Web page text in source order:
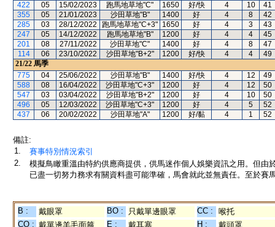
422
05 15/02/2023 跑馬地草地"C" 1650 好/快 4 10
41
355
05 21/01/2023 沙田草地"B" 1400 好 4 8
42
285
03 28/12/2022 跑馬地草地"C+3" 1650 好 4 3
43
247
05 14/12/2022 跑馬地草地"B" 1200 好 4 4
45
201
08 27/11/2022 沙田草地"C" 1400 好 4 8
47
114
06 23/10/2022 沙田草地"B+2" 1200 好/快 4 4
49
21/22 馬季
775
04 25/06/2022 沙田草地"B" 1400 好/快 4 12
49
588
08 16/04/2022 沙田草地"C+3" 1200 好 4 12
50
547
03 03/04/2022 沙田草地"B+2" 1200 好 4 10
50
496
05 12/03/2022 沙田草地"C+3" 1200 好 4 5
52
437
06 20/02/2022 沙田草地"A" 1200 好/黏 4 1 52
備註:
1.
賽事特別情況索引
2.
模擬鳥瞰重溫由特約供應商提供，供馬迷作個人娛樂資訊之用。但
已盡一切努力務求有關資料盡可能準確，馬會就此並無責任。至於賽
B : 戴眼罩 BO : 只戴單邊眼罩 CC :
喉托
CO : 戴單邊羊毛面箍 E : 戴耳塞 H :
戴頭罩